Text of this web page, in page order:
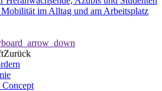
im Alltag und am Arbeitsplatz
Zurück